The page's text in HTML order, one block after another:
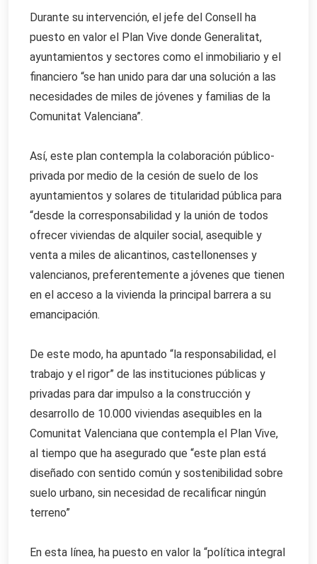
Durante su intervención, el jefe del Consell ha
puesto en valor el Plan Vive donde Generalitat,
ayuntamientos y sectores como el inmobiliario y el
financiero “se han unido para dar una solución a las
necesidades de miles de jóvenes y familias de la
Comunitat Valenciana”.
Así, este plan contempla la colaboración público-
privada por medio de la cesión de suelo de los
ayuntamientos y solares de titularidad pública para
“desde la corresponsabilidad y la unión de todos
ofrecer viviendas de alquiler social, asequible y
venta a miles de alicantinos, castellonenses y
valencianos, preferentemente a jóvenes que tienen
en el acceso a la vivienda la principal barrera a su
emancipación.
De este modo, ha apuntado “la responsabilidad, el
trabajo y el rigor” de las instituciones públicas y
privadas para dar impulso a la construcción y
desarrollo de 10.000 viviendas asequibles en la
Comunitat Valenciana que contempla el Plan Vive,
al tiempo que ha asegurado que “este plan está
diseñado con sentido común y sostenibilidad sobre
suelo urbano, sin necesidad de recalificar ningún
terreno”
En esta línea, ha puesto en valor la “política integral